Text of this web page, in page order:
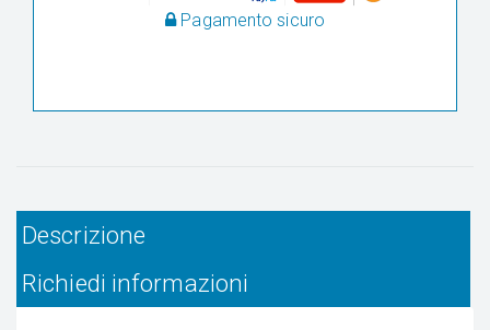
Pagamento sicuro
Descrizione
Richiedi informazioni